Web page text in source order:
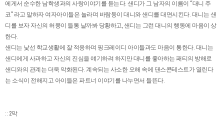
에게서 순수한 남학생과의 사랑이야기를 듣는다. 샌디가 그 남자의 이름이 “대니 주
코” 라고 말하자 여자아이들은 놀라며 바람둥이 대니와 샌디를 대면시킨다. 대니는 샌
디를 보자 자신의 허풍이 들통 날까봐 당황하고, 샌디는 그런 대니의 행동에 마음이 상
한다.
샌디는 낯선 학교생활에 잘 적응하며 핑크레이디 아이들과도 마음이 통한다. 대니는
샌디에게 사과하고 자신의 진심을 얘기하려 하지만 대니를 좋아하는 패티의 방해로
샌디와의 관계는 더욱 악화된다. 계속되는 사소한 오해 속에 댄스콘테스트가 열린다
는 소식이 전해지고 아이들은 파트너 이야기를 나누면서 들뜬다.
:: 2막